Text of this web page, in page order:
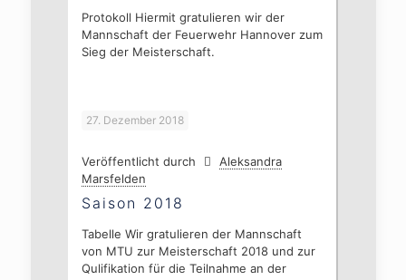
Protokoll Hiermit gratulieren wir der
Mannschaft der Feuerwehr Hannover zum
Sieg der Meisterschaft.
27. Dezember 2018
Veröffentlicht durch
Aleksandra
Marsfelden
Saison 2018
Tabelle Wir gratulieren der Mannschaft
von MTU zur Meisterschaft 2018 und zur
Qulifikation für die Teilnahme an der